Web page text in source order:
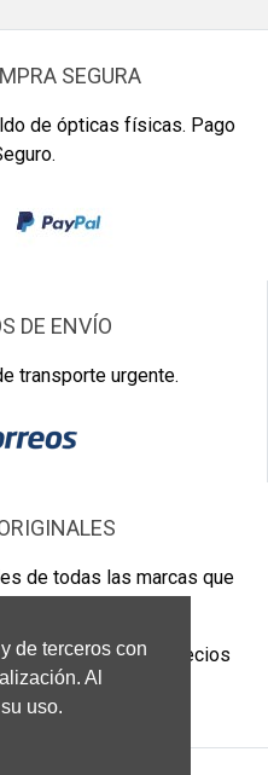
de terceros con
Al
uso.
SEGURA
de ópticas físicas. Pago
DE ENVÍO
transporte urgente.
de todas las marcas que
los mejores precios
más baratas.